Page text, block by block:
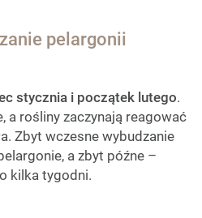
pelargonii
stycznia i początek lutego.
a rośliny zaczynają reagować
Zbyt wczesne wybudzanie
a zbyt późne –
kilka tygodni.